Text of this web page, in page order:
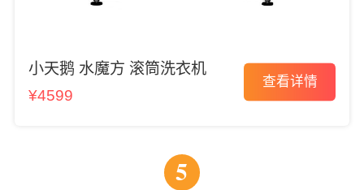
小天鹅 水魔方 滚筒洗衣机
¥4599
查看详情
5